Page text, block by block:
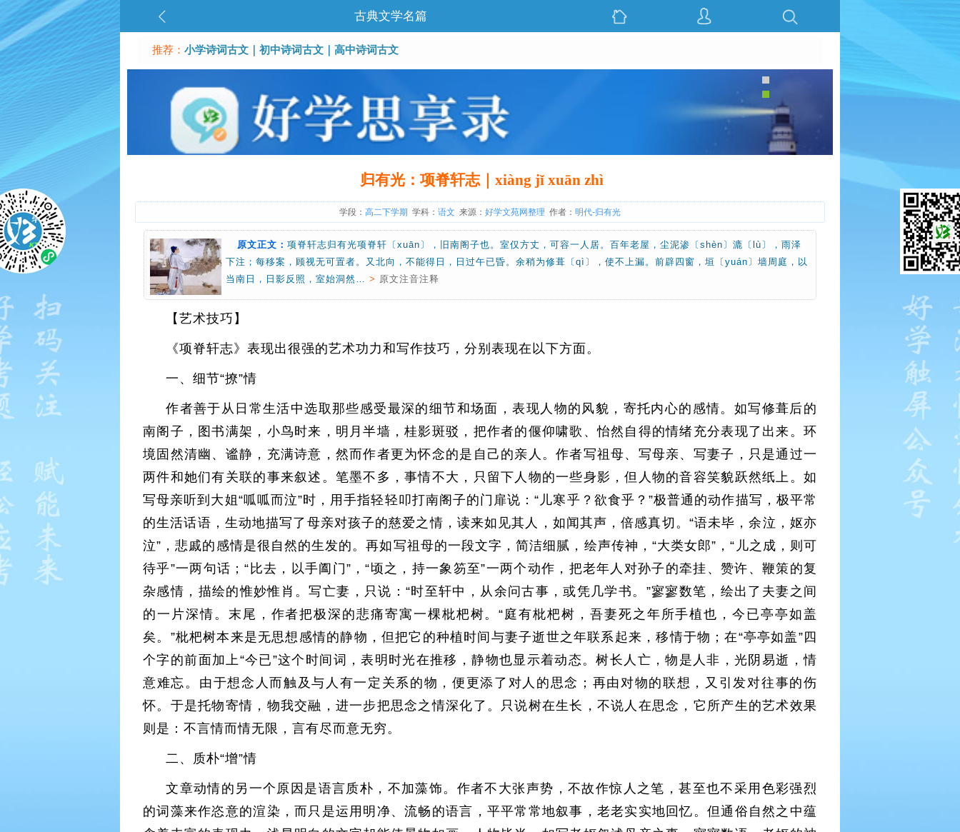
古典文学名篇
推荐：小学诗词古文 ｜初中诗词古文 ｜高中诗词古文
归有光：项脊轩志｜xiàng jǐ xuān zhì
学段： 高二下学期 学科： 语文 来源： 好学文苑网整理 作者： 明代-归有光
原文正文：项脊轩志归有光项脊轩〔xuān〕，旧南阁子也。室仅方丈，可容一人居。百年老屋，尘泥渗〔shèn〕漉〔lù〕，雨泽
下注；每移案，顾视无可置者。又北向，不能得日，日过午已昏。余稍为修葺〔qì〕，使不上漏。前辟四窗，垣〔yuán〕墙周庭，以
当南日，日影反照，室始洞然… > 原文注音注释
【艺术技巧】
《项脊轩志》表现出很强的艺术功力和写作技巧，分别表现在以下方面。
一、细节“撩”情
作者善于从日常生活中选取那些感受最深的细节和场面，表现人物的风貌，寄托内心的感情。如写修葺后的
南阁子，图书满架，小鸟时来，明月半墙，桂影斑驳，把作者的偃仰啸歌、怡然自得的情绪充分表现了出来。环
境固然清幽、谧静，充满诗意，然而作者更为怀念的是自己的亲人。作者写祖母、写母亲、写妻子，只是通过一
两件和她们有关联的事来叙述。笔墨不多，事情不大，只留下人物的一些身影，但人物的音容笑貌跃然纸上。如
写母亲听到大姐“呱呱而泣”时，用手指轻轻叩打南阁子的门扉说：“儿寒乎？欲食乎？”极普通的动作描写，极平常
的生活话语，生动地描写了母亲对孩子的慈爱之情，读来如见其人，如闻其声，倍感真切。“语未毕，余泣，妪亦
泣”，悲戚的感情是很自然的生发的。再如写祖母的一段文字，简洁细腻，绘声传神，“大类女郎”，“儿之成，则可
待乎”一两句话；“比去，以手阖门”，“顷之，持一象笏至”一两个动作，把老年人对孙子的牵挂、赞许、鞭策的复
杂感情，描绘的惟妙惟肖。写亡妻，只说：“时至轩中，从余问古事，或凭几学书。”寥寥数笔，绘出了夫妻之间
的一片深情。末尾，作者把极深的悲痛寄寓一棵枇杷树。“庭有枇杷树，吾妻死之年所手植也，今已亭亭如盖
矣。”枇杷树本来是无思想感情的静物，但把它的种植时间与妻子逝世之年联系起来，移情于物；在“亭亭如盖”四
个字的前面加上“今已”这个时间词，表明时光在推移，静物也显示着动态。树长人亡，物是人非，光阴易逝，情
意难忘。由于想念人而触及与人有一定关系的物，便更添了对人的思念；再由对物的联想，又引发对往事的伤
怀。于是托物寄情，物我交融，进一步把思念之情深化了。只说树在生长，不说人在思念，它所产生的艺术效果
则是：不言情而情无限，言有尽而意无穷。
二、质朴“增”情
文章动情的另一个原因是语言质朴，不加藻饰。作者不大张声势，不故作惊人之笔，甚至也不采用色彩强烈
的词藻来作恣意的渲染，而只是运用明净、流畅的语言，平平常常地叙事，老老实实地回忆。但通俗自然之中蕴